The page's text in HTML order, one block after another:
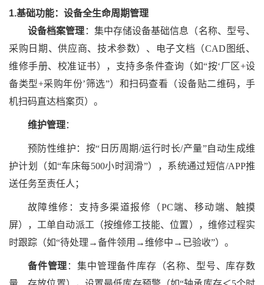
1.基础功能：设备全生命周期管理
设备档案管理 ：集中存储设备基础信息（名称、型号、
采购日期、供应商、技术参数）、电子文档（CAD图纸、
维修手册、校准证书），支持多条件查询（如“按‘厂区+设
备类型+采购年份’筛选”）和扫码查看（设备贴二维码，手
机扫码直达档案页）。
维护管理：
预防性维护：按“日历周期/运行时长/产量”自动生成维
护计划（如“车床每500小时润滑”），系统通过短信/APP推
送任务至责任人；
故障维修：支持多渠道报修（PC端、移动端、触摸
屏），工单自动派工（按维修工技能、位置），维修过程实
时跟踪（如“待处理→备件领用→维修中→已验收”）。
备件管理 ：集中管理备件库存（名称、型号、库存数